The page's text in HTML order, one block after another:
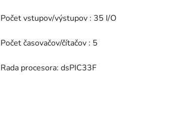
Počet vstupov/výstupov : 35 I/O
Počet časovačov/čítačov : 5
Rada procesora: dsPIC33F